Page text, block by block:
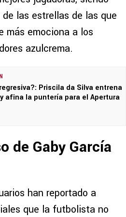
de las estrellas de las que
más emociona a los
azulcrema.
Priscila da Silva entrena
afina la puntería para el Apertura
de Gaby García
han reportado a
que la futbolista no